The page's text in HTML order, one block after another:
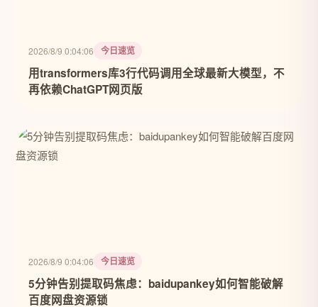
2026/8/9 0:04:06 今日速览
用transformers库3行代码调用全球最新大模型，不
再依赖ChatGPT网页版
2026/8/9 0:04:06 今日速览
5分钟告别提取码焦虑：baidupankey如何智能破解
百度网盘资源锁